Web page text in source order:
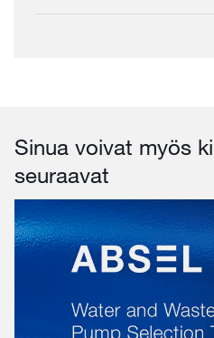
Sinua voivat myös
seuraavat